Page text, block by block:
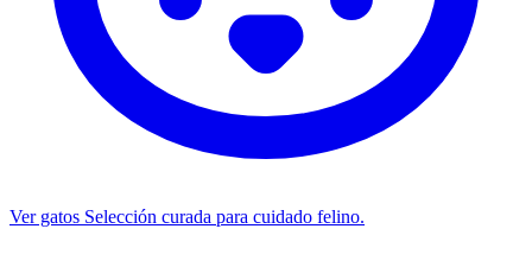
Ver gatos Selección curada para cuidado felino.